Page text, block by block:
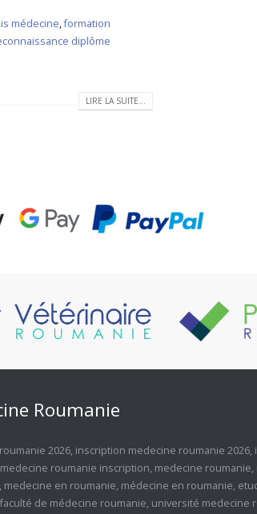
médecine,formation
diplôme
LIRE LA SUITE...
Roumanie
2026, inscription medecine roumanie 2026,
medecine roumanie inscription, medecine roumanie,
, medecine en roumanie, médecine en roumanie,
faculté de médecine roumanie, université medecine